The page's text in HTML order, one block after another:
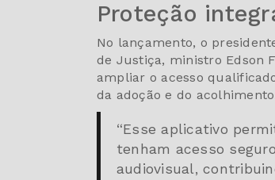
Proteção
No lançamento, o
de Justiça, ministro Edson
ampliar o acesso
da adoção e do
“Esse aplicativo
tenham acesso
audiovisual,